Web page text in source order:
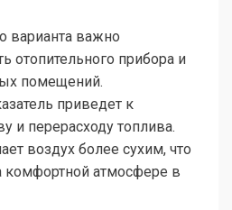
варианта важно
отопительного прибора и
помещений.
приведет к
и перерасходу топлива.
воздух более сухим, что
комфортной атмосфере в